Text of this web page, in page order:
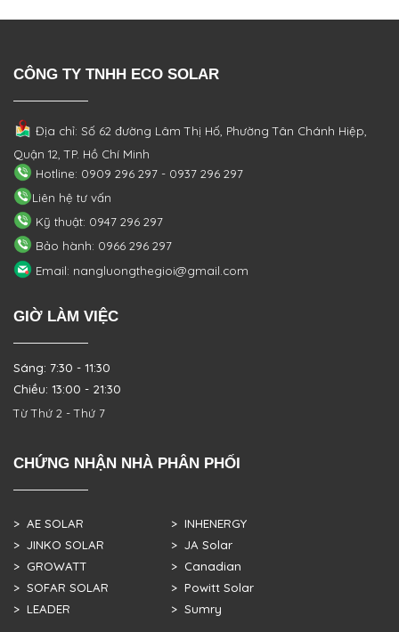
CÔNG TY TNHH ECO SOLAR
Địa chỉ: Số 62 đường Lâm Thị Hố, PhườngTân Chánh Hiệp,
Quận 12, TP. Hồ Chí Minh
Hotline: 0909 296 297 - 0937 296 297
Liên hệ tư vấn
Kỹ thuật: 0947 296 297
Bảo hành: 0966 296 297
Email: nangluongthegioi@gmail.com
GIỜ LÀM VIỆC
Sáng: 7:30 - 11:30
Chiều: 13:00 - 21:30
Từ Thứ 2 - Thứ 7
CHỨNG NHẬN NHÀ PHÂN PHỐI
> AE SOLAR
> JINKO SOLAR
> GROWATT
> SOFAR SOLAR
> LEADER
> INHENERGY
> JA Solar
> Canadian
> Powitt Solar
> Sumry